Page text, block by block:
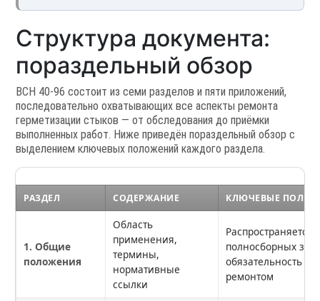
Структура документа:
пораздельный обзор
ВСН 40-96 состоит из семи разделов и пяти приложений,
последовательно охватывающих все аспекты ремонта
герметизации стыков — от обследования до приёмки
выполненных работ. Ниже приведён пораздельный обзор с
выделением ключевых положений каждого раздела.
РАЗДЕЛ СОДЕРЖАНИЕ КЛЮЧЕВЫЕ
1. Общие
положения
Область
применения,
термины,
нормативные
ссылки
Распространяется
полносборных
обязательность
ремонтом